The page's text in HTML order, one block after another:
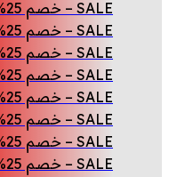
SALE – خصم 25% لفترة محدودة ⚡